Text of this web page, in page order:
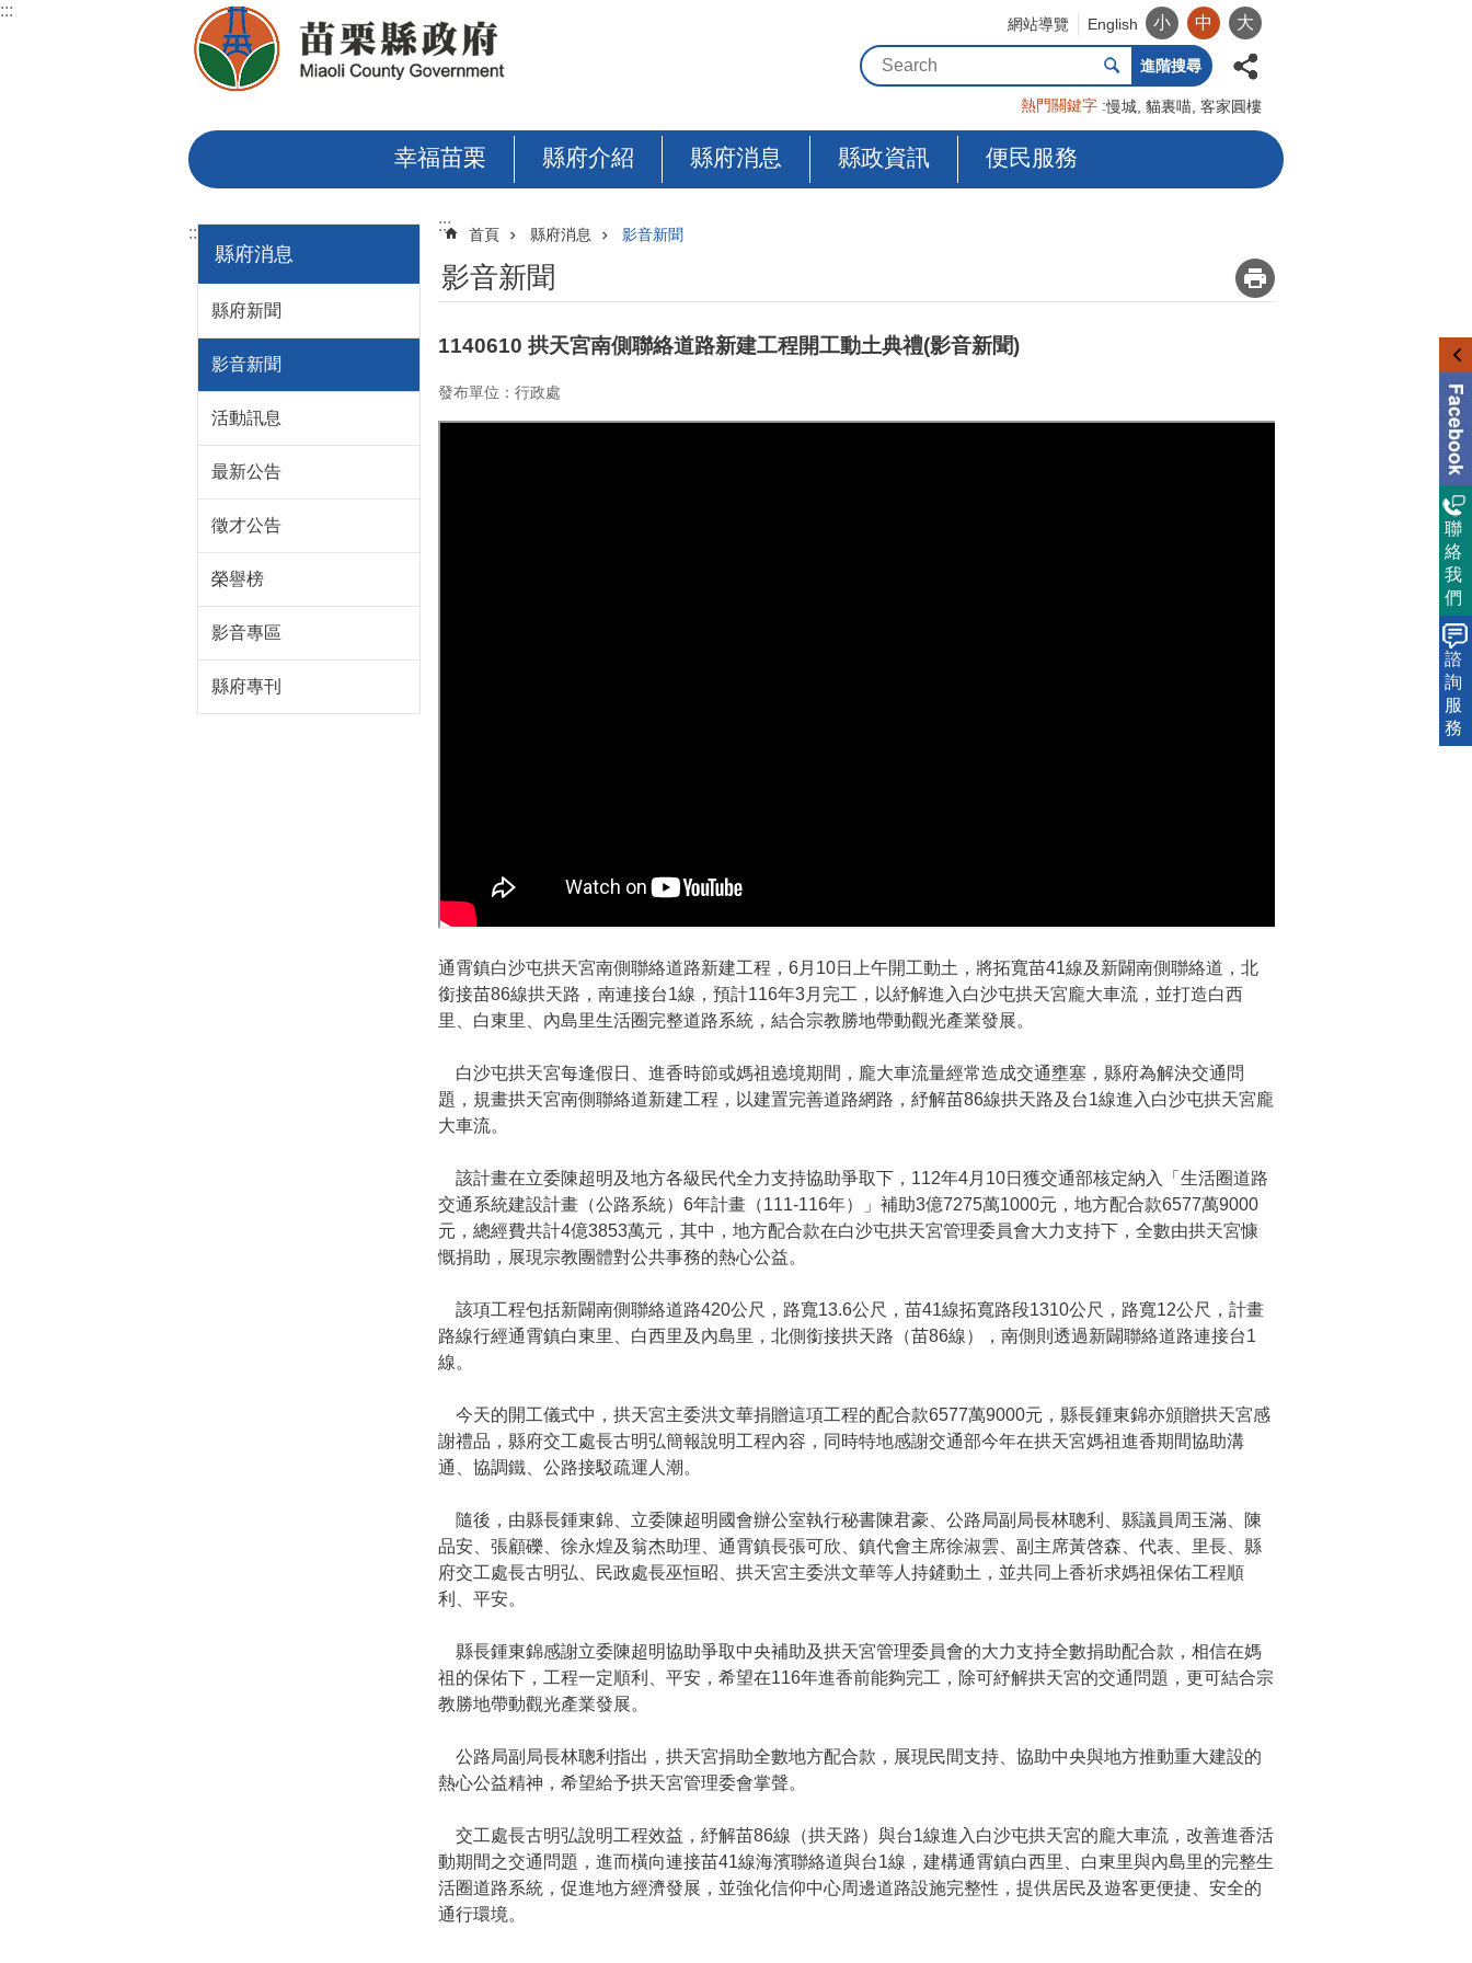
跳到主要內容區塊
:::
網站導覽 English 小 中 大
進階搜尋
熱門關鍵字 慢城 貓裏喵 客家圓樓
幸福苗栗 縣府介紹 縣府消息 縣政資訊 便民服務
:::
縣府消息
縣府新聞
影音新聞
活動訊息
最新公告
徵才公告
榮譽榜
影音專區
縣府專刊
::: 首頁 縣府消息 影音新聞
影音新聞 _
1140610 拱天宮南側聯絡道路新建工程開工動土典禮(影音新聞)
發布單位：行政處
通霄鎮白沙屯拱天宮南側聯絡道路新建工程，6月10日上午開工動土，將拓寬苗41線及新闢南側聯絡道，北
銜接苗86線拱天路，南連接台1線，預計116年3月完工，以紓解進入白沙屯拱天宮龐大車流，並打造白西
里、白東里、內島里生活圈完整道路系統，結合宗教勝地帶動觀光產業發展。
白沙屯拱天宮每逢假日、進香時節或媽祖遶境期間，龐大車流量經常造成交通壅塞，縣府為解決交通問
題，規畫拱天宮南側聯絡道新建工程，以建置完善道路網路，紓解苗86線拱天路及台1線進入白沙屯拱天宮龐
大車流。
該計畫在立委陳超明及地方各級民代全力支持協助爭取下，112年4月10日獲交通部核定納入「生活圈道路
交通系統建設計畫（公路系統）6年計畫（111-116年）」補助3億7275萬1000元，地方配合款6577萬9000
元，總經費共計4億3853萬元，其中，地方配合款在白沙屯拱天宮管理委員會大力支持下，全數由拱天宮慷
慨捐助，展現宗教團體對公共事務的熱心公益。
該項工程包括新闢南側聯絡道路420公尺，路寬13.6公尺，苗41線拓寬路段1310公尺，路寬12公尺，計畫
路線行經通霄鎮白東里、白西里及內島里，北側銜接拱天路（苗86線），南側則透過新闢聯絡道路連接台1
線。
今天的開工儀式中，拱天宮主委洪文華捐贈這項工程的配合款6577萬9000元，縣長鍾東錦亦頒贈拱天宮感
謝禮品，縣府交工處長古明弘簡報說明工程內容，同時特地感謝交通部今年在拱天宮媽祖進香期間協助溝
通、協調鐵、公路接駁疏運人潮。
隨後，由縣長鍾東錦、立委陳超明國會辦公室執行秘書陳君豪、公路局副局長林聰利、縣議員周玉滿、陳
品安、張顧礫、徐永煌及翁杰助理、通霄鎮長張可欣、鎮代會主席徐淑雲、副主席黃啓森、代表、里長、縣
府交工處長古明弘、民政處長巫恒昭、拱天宮主委洪文華等人持鏟動土，並共同上香祈求媽祖保佑工程順
利、平安。
縣長鍾東錦感謝立委陳超明協助爭取中央補助及拱天宮管理委員會的大力支持全數捐助配合款，相信在媽
祖的保佑下，工程一定順利、平安，希望在116年進香前能夠完工，除可紓解拱天宮的交通問題，更可結合宗
教勝地帶動觀光產業發展。
公路局副局長林聰利指出，拱天宮捐助全數地方配合款，展現民間支持、協助中央與地方推動重大建設的
熱心公益精神，希望給予拱天宮管理委會掌聲。
交工處長古明弘說明工程效益，紓解苗86線（拱天路）與台1線進入白沙屯拱天宮的龐大車流，改善進香活
動期間之交通問題，進而橫向連接苗41線海濱聯絡道與台1線，建構通霄鎮白西里、白東里與內島里的完整生
活圈道路系統，促進地方經濟發展，並強化信仰中心周邊道路設施完整性，提供居民及遊客更便捷、安全的
通行環境。
聯
絡
我
們
諮
詢
服
務